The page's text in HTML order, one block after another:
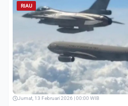
RIAU
Jumat, 13 Februari 2026 | 00:00 WIB